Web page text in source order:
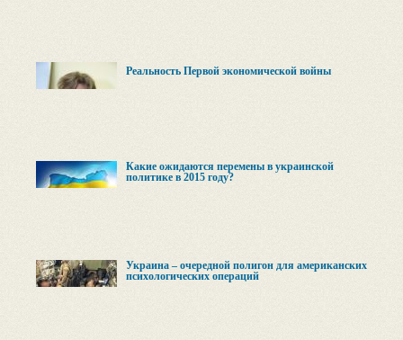
Реальность Первой экономической войны
Какие ожидаются перемены в украинской
политике в 2015 году?
Украина – очередной полигон для американских
психологических операций